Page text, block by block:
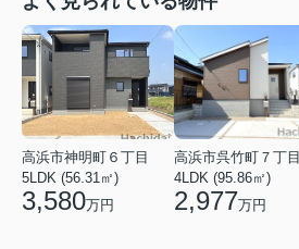
高浜市神明町６丁目
5LDK (56.31㎡)
3,580万円
高浜市呉竹町７丁目
4LDK (95.86㎡)
2,977万円